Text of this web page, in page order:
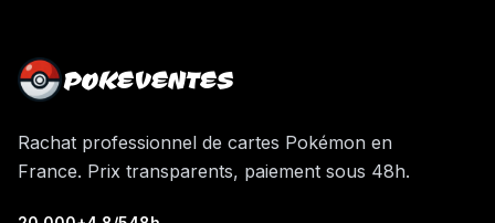
POKEVENTES
Rachat professionnel de cartes Pokémon en
France. Prix transparents, paiement sous 48h.